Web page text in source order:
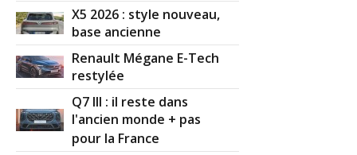
X5 2026 : style nouveau,
base ancienne
Renault Mégane E-Tech
restylée
Q7 III : il reste dans
l'ancien monde + pas
pour la France